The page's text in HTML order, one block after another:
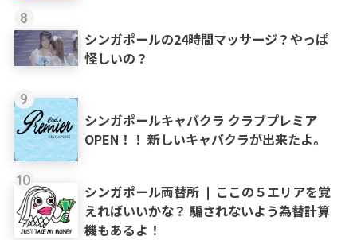
8
シンガポールの24時間マッサージ？やっぱ
怪しいの？
9
シンガポールキャバクラ クラブプレミア
OPEN！！ 新しいキャバクラが出来たよ。
10
シンガポール両替所 ❘ ここの５エリアを覚
えればいいかな？ 騙されないよう為替計算
機もあるよ！